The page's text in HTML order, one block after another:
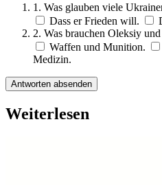
1. Was glauben viele
Dass er Frieden will.
2. Was brauchen Oleksiy
Waffen und Munition.
Medizin.
Antworten absenden
Weiterlesen